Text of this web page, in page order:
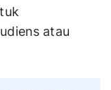
atau